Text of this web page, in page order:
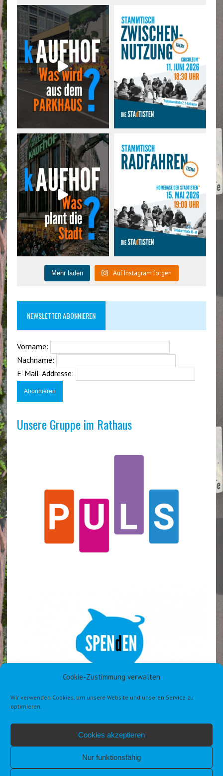
Cookie-Zustimmung verwalten
Wir verwenden Cookies, um unsere Website und unseren Service zu
optimieren.
Cookies akzeptieren
Nur funktionsfähig
Mehr laden Auf Instagram folgen
NEWSLETTER ABONNIEREN
Vorname:
Nachname:
E-Mail-Addresse:
Unsere Gruppe im Rathaus